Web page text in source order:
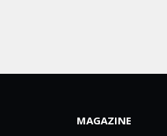
MAGAZINE